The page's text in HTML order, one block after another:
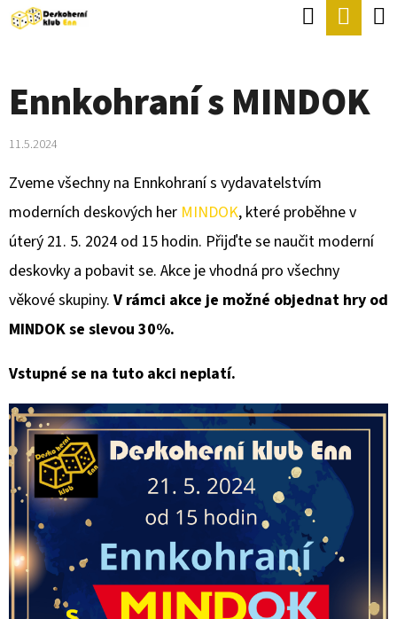
Přejít
Hledat
Ennkohraní s MINDOK
11.5.2024
Zveme všechny na Ennkohraní s vydavatelstvím
moderních deskových her MINDOK, které proběhne v
úterý 21. 5. 2024 od 15 hodin. Přijďte se naučit moderní
deskovky a pobavit se. Akce je vhodná pro všechny
věkové skupiny. V rámci akce je možné objednat hry od
MINDOK se slevou 30%.
Vstupné se na tuto akci neplatí.
K
KC
O
P
O
T
Ř
E
B
U
J
E
T
E
N
A
J
Í